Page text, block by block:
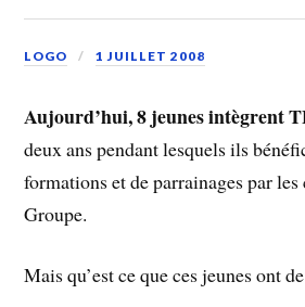
LOGO 1 JUILLET 2008
Aujourd’hui, 8 jeunes intègrent
deux ans pendant lesquels ils
formations et de parrainages par
Groupe.
Mais qu’est ce que ces jeunes ont